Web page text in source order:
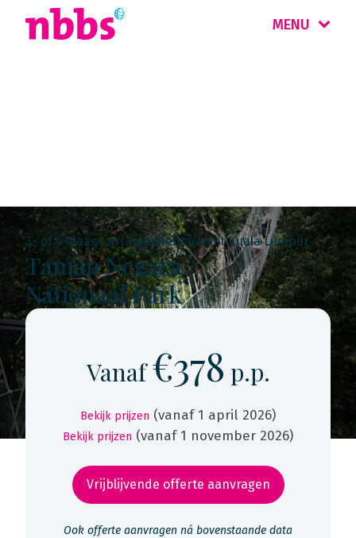
MENU
3- of 4-daags arrangement vanuit Kuala Lumpur
Taman Negara
Nationaal Park
Vanaf€378 p.p.
Bekijk prijzen (vanaf 1 april 2026)
Bekijk prijzen (vanaf 1 november 2026)
Vrijblijvende offerte aanvragen
Ook offerte aanvragen ná bovenstaande data